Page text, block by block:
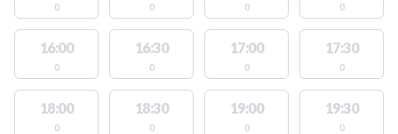
0 0 0 0
16:00
0
16:30
0
17:00
0
17:30
0
18:00
0
18:30
0
19:00
0
19:30
0